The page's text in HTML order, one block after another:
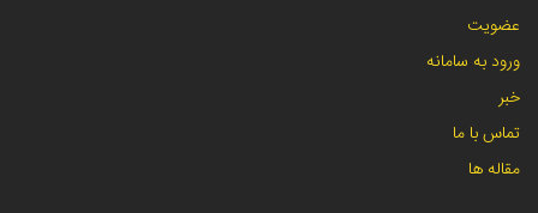
عضویت
ورود به سامانه
خبر
تماس با ما
مقاله ها